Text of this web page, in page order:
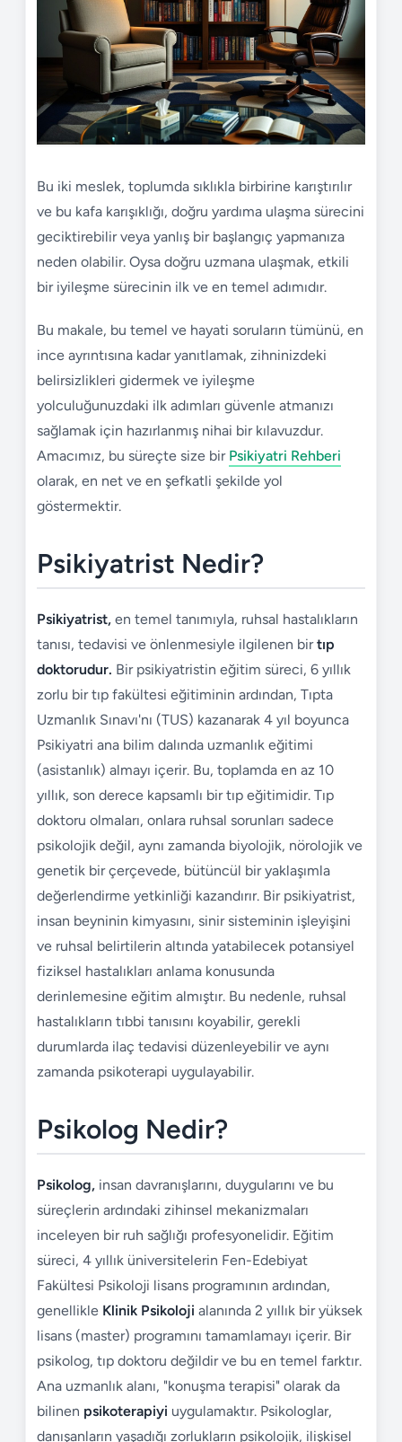
Bu iki meslek, toplumda sıklıkla birbirine karıştırılır
ve bu kafa karışıklığı, doğru yardıma ulaşma sürecini
geciktirebilir veya yanlış bir başlangıç yapmanıza
neden olabilir. Oysa doğru uzmana ulaşmak, etkili
bir iyileşme sürecinin ilk ve en temel adımıdır.
Bu makale, bu temel ve hayati soruların tümünü, en
ince ayrıntısına kadar yanıtlamak, zihninizdeki
belirsizlikleri gidermek ve iyileşme
yolculuğunuzdaki ilk adımları güvenle atmanızı
sağlamak için hazırlanmış nihai bir kılavuzdur.
Amacımız, bu süreçte size bir Psikiyatri Rehberi
olarak, en net ve en şefkatli şekilde yol
göstermektir.
Psikiyatrist Nedir?
Psikiyatrist, en temel tanımıyla, ruhsal hastalıkların
tanısı, tedavisi ve önlenmesiyle ilgilenen birtıp
doktorudur. Bir psikiyatristin eğitim süreci, 6 yıllık
zorlu bir tıp fakültesi eğitiminin ardından, Tıpta
Uzmanlık Sınavı'nı (TUS) kazanarak 4 yıl boyunca
Psikiyatri ana bilim dalında uzmanlık eğitimi
(asistanlık) almayı içerir. Bu, toplamda en az 10
yıllık, son derece kapsamlı bir tıp eğitimidir. Tıp
doktoru olmaları, onlara ruhsal sorunları sadece
psikolojik değil, aynı zamanda biyolojik, nörolojik ve
genetik bir çerçevede, bütüncül bir yaklaşımla
değerlendirme yetkinliği kazandırır. Bir psikiyatrist,
insan beyninin kimyasını, sinir sisteminin işleyişini
ve ruhsal belirtilerin altında yatabilecek potansiyel
fiziksel hastalıkları anlama konusunda
derinlemesine eğitim almıştır. Bu nedenle, ruhsal
hastalıkların tıbbi tanısını koyabilir, gerekli
durumlarda ilaç tedavisi düzenleyebilir ve aynı
zamanda psikoterapi uygulayabilir.
Psikolog Nedir?
Psikolog, insan davranışlarını, duygularını ve bu
süreçlerin ardındaki zihinsel mekanizmaları
inceleyen bir ruh sağlığı profesyonelidir. Eğitim
süreci, 4 yıllık üniversitelerin Fen-Edebiyat
Fakültesi Psikoloji lisans programının ardından,
genellikle Klinik Psikoloji alanında 2 yıllık bir yüksek
lisans (master) programını tamamlamayı içerir. Bir
psikolog, tıp doktoru değildir ve bu en temel farktır.
Ana uzmanlık alanı, "konuşma terapisi" olarak da
bilinen psikoterapiyi uygulamaktır. Psikologlar,
danışanların yaşadığı zorlukların psikolojik, ilişkisel